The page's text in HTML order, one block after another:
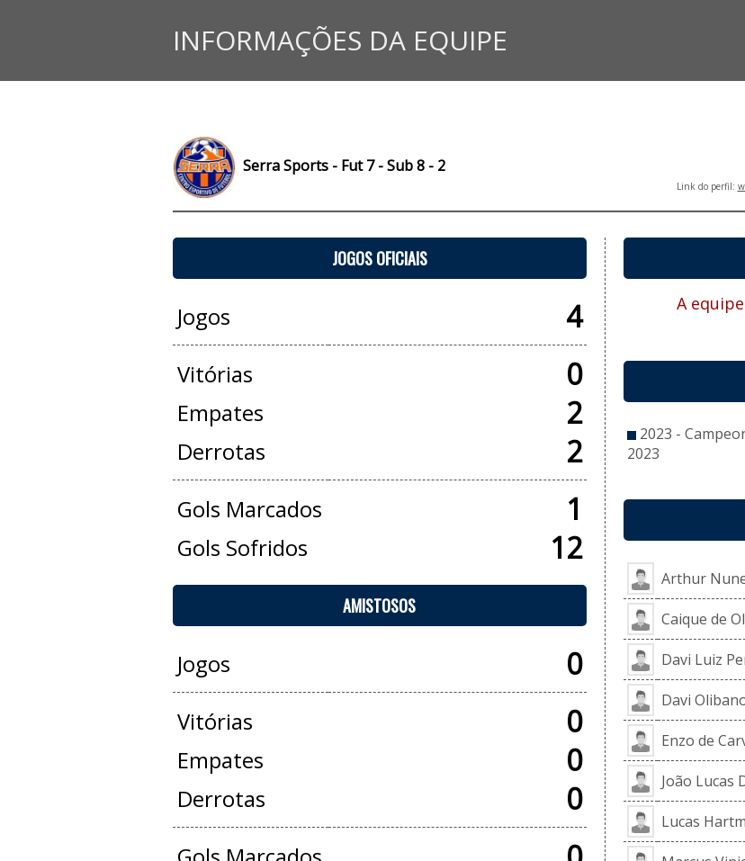
INFORMAÇÕES DA EQUIPE
Serra Sports - Fut 7 - Sub 8 - 2
Link do perfil:
JOGOS OFICIAIS
Jogos 4
Vitórias 0
Empates 2
Derrotas 2
Gols Marcados 1
Gols Sofridos 12
AMISTOSOS
Jogos 0
Vitórias 0
Empates 0
Derrotas 0
A
2023 -
2023
Arthur
Caique de
Davi Luiz
Davi
Enzo de
João Lucas
Lucas